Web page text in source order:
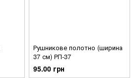
Рушникове полотно (ширина
37 см) РП-37
95.00 грн